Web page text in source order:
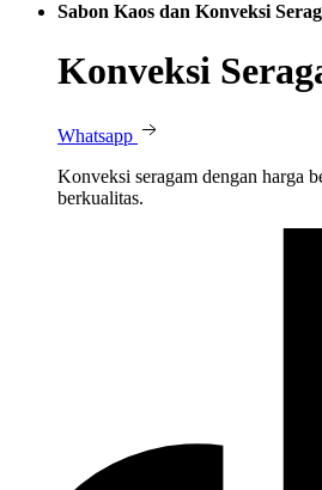
Sabon Kaos dan Konveksi
Konveksi
Whatsapp
Konveksi seragam dengan harga
berkualitas.